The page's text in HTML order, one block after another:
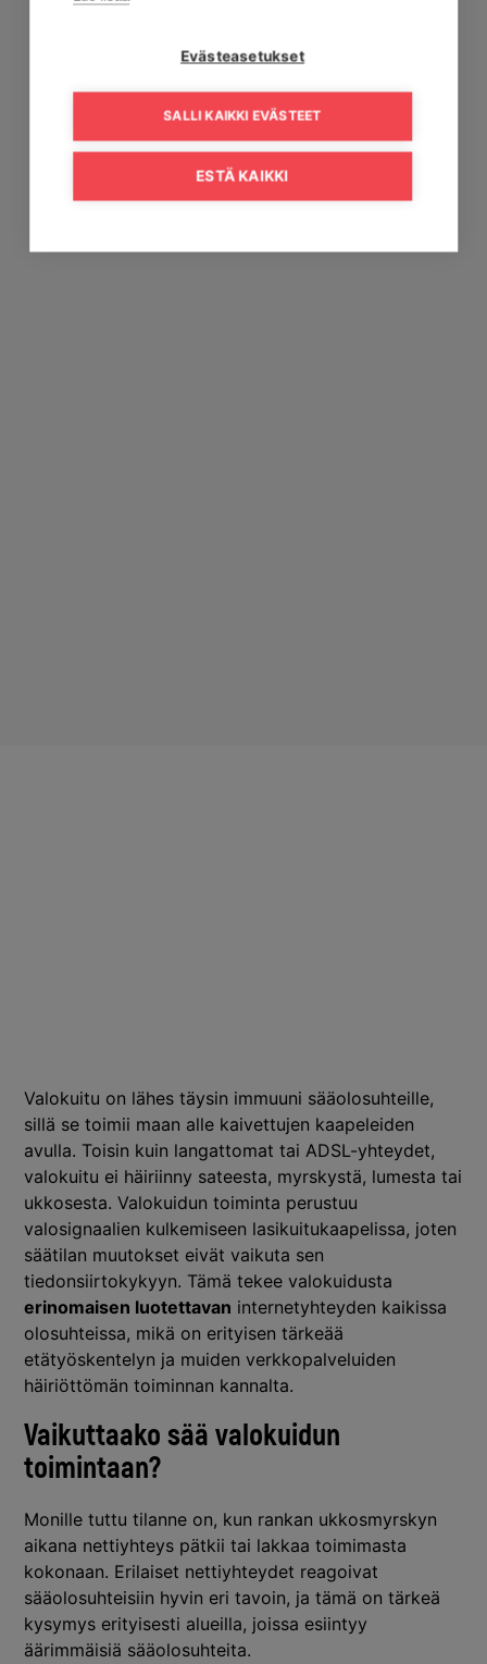
Valokuitu on lähes täysin immuuni sääolosuhteille,
sillä se toimii maan alle kaivettujen kaapeleiden
avulla. Toisin kuin langattomat tai ADSL-yhteydet,
valokuitu ei häiriinny sateesta, myrskystä, lumesta tai
ukkosesta. Valokuidun toiminta perustuu
valosignaalien kulkemiseen lasikuitukaapelissa, joten
säätilan muutokset eivät vaikuta sen
tiedonsiirtokykyyn. Tämä tekee valokuidusta
erinomaisen luotettavan internetyhteyden kaikissa
olosuhteissa, mikä on erityisen tärkeää
etätyöskentelyn ja muiden verkkopalveluiden
häiriöttömän toiminnan kannalta.
Vaikuttaako sää valokuidun
toimintaan?
Monille tuttu tilanne on, kun rankan ukkosmyrskyn
aikana nettiyhteys pätkii tai lakkaa toimimasta
kokonaan. Erilaiset nettiyhteydet reagoivat
sääolosuhteisiin hyvin eri tavoin, ja tämä on tärkeä
kysymys erityisesti alueilla, joissa esiintyy
äärimmäisiä sääolosuhteita.
Evästeasetukset
SALLI KAIKKI EVÄSTEET
ESTÄ KAIKKI